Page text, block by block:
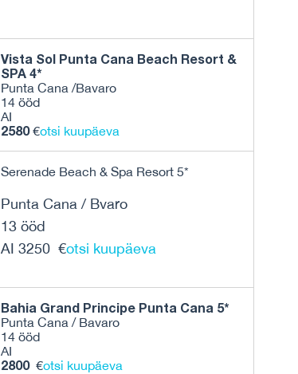
Vista Sol Punta Cana Beach Resort &
SPA 4*
Punta Cana /Bavaro
14 ööd
AI
2580€otsi kuupäeva
Serenade Beach & Spa Resort 5*
Punta Cana / Bvaro
13 ööd
AI 3250 €otsi kuupäeva
Bahia Grand Principe Punta Cana 5*
Punta Cana / Bavaro
14 ööd
AI
2800 €otsi kuupäeva